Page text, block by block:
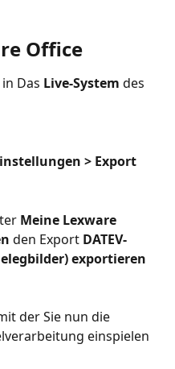
Office
Das Live-System des
> Export
Meine Lexware
den Export DATEV-
exportieren
der Sie nun die
einspielen